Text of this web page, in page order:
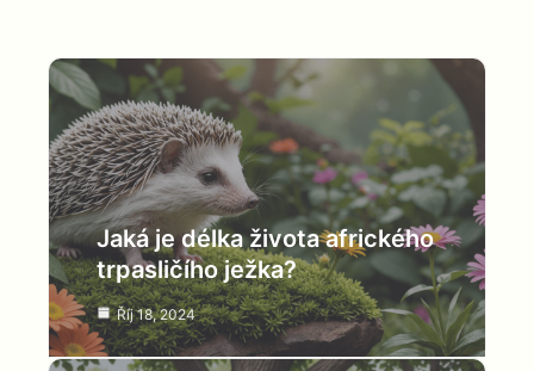
Jaká je délka života afrického
trpasličího ježka?
Říj 18, 2024